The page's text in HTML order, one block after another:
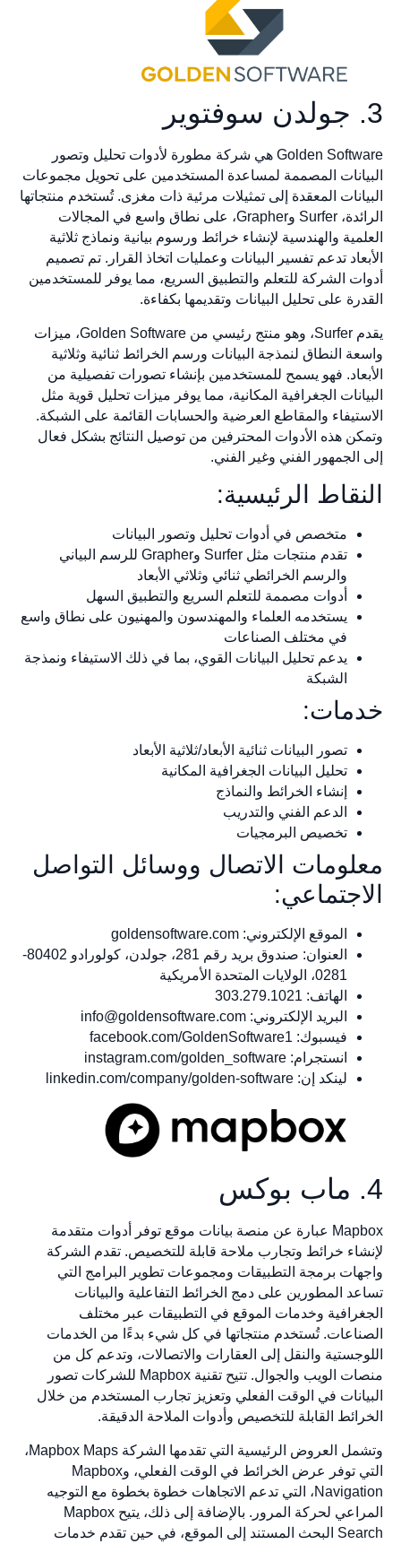
3. جولدن سوفتوير
Golden Software هي شركة مطورة لأدوات تحليل وتصور
البيانات المصممة لمساعدة المستخدمين على تحويل مجموعات
البيانات المعقدة إلى تمثيلات مرئية ذات مغزى. تُستخدم منتجاتها
الرائدة، Surfer وGrapher، على نطاق واسع في المجالات
العلمية والهندسية لإنشاء خرائط ورسوم بيانية ونماذج ثلاثية
الأبعاد تدعم تفسير البيانات وعمليات اتخاذ القرار. تم تصميم
أدوات الشركة للتعلم والتطبيق السريع، مما يوفر للمستخدمين
القدرة على تحليل البيانات وتقديمها بكفاءة.
يقدم Surfer، وهو منتج رئيسي من Golden Software، ميزات
واسعة النطاق لنمذجة البيانات ورسم الخرائط ثنائية وثلاثية
الأبعاد. فهو يسمح للمستخدمين بإنشاء تصورات تفصيلية من
البيانات الجغرافية المكانية، مما يوفر ميزات تحليل قوية مثل
الاستيفاء والمقاطع العرضية والحسابات القائمة على الشبكة.
وتمكن هذه الأدوات المحترفين من توصيل النتائج بشكل فعال
إلى الجمهور الفني وغير الفني.
النقاط الرئيسية:
متخصص في أدوات تحليل وتصور البيانات
تقدم منتجات مثل Surfer وGrapher للرسم البياني
والرسم الخرائطي ثنائي وثلاثي الأبعاد
أدوات مصممة للتعلم السريع والتطبيق السهل
يستخدمه العلماء والمهندسون والمهنيون على نطاق واسع
في مختلف الصناعات
يدعم تحليل البيانات القوي، بما في ذلك الاستيفاء ونمذجة
الشبكة
خدمات:
تصور البيانات ثنائية الأبعاد/ثلاثية الأبعاد
تحليل البيانات الجغرافية المكانية
إنشاء الخرائط والنماذج
الدعم الفني والتدريب
تخصيص البرمجيات
معلومات الاتصال ووسائل التواصل
الاجتماعي:
الموقع الإلكتروني: goldensoftware.com
العنوان: صندوق بريد رقم 281، جولدن، كولورادو 80402-
0281، الولايات المتحدة الأمريكية
الهاتف: 303.279.1021
البريد الإلكتروني: info@goldensoftware.com
فيسبوك: facebook.com/GoldenSoftware1
انستجرام: instagram.com/golden_software
لينكد إن: linkedin.com/company/golden-software
4. ماب بوكس
Mapbox عبارة عن منصة بيانات موقع توفر أدوات متقدمة
لإنشاء خرائط وتجارب ملاحة قابلة للتخصيص. تقدم الشركة
واجهات برمجة التطبيقات ومجموعات تطوير البرامج التي
تساعد المطورين على دمج الخرائط التفاعلية والبيانات
الجغرافية وخدمات الموقع في التطبيقات عبر مختلف
الصناعات. تُستخدم منتجاتها في كل شيء بدءًا من الخدمات
اللوجستية والنقل إلى العقارات والاتصالات، وتدعم كل من
منصات الويب والجوال. تتيح تقنية Mapbox للشركات تصور
البيانات في الوقت الفعلي وتعزيز تجارب المستخدم من خلال
الخرائط القابلة للتخصيص وأدوات الملاحة الدقيقة.
وتشمل العروض الرئيسية التي تقدمها الشركة Mapbox Maps،
التي توفر عرض الخرائط في الوقت الفعلي، وMapbox
Navigation، التي تدعم الاتجاهات خطوة بخطوة مع التوجيه
المراعي لحركة المرور. بالإضافة إلى ذلك، يتيح Mapbox
Search البحث المستند إلى الموقع، في حين تقدم خدمات